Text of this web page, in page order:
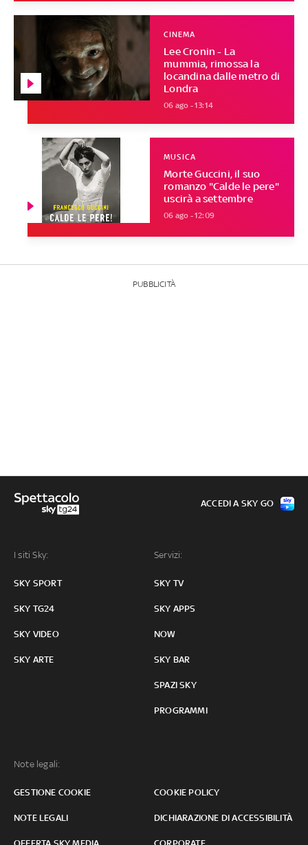
Lee Cronin - La
mummia, rimossa la
locandina dalle metro di
Londra
CINEMA
06 ago - 13:14
Morte Guccini, il suo
romanzo "Calde le pere"
uscirà a settembre
MUSICA
06 ago - 12:09
PUBBLICITÀ
I siti Sky:
SKY SPORT
SKY TG24
SKY VIDEO
SKY ARTE
Servizi:
SKY TV
SKY APPS
NOW
SKY BAR
SPAZI SKY
PROGRAMMI
Note legali:
GESTIONE COOKIE COOKIE POLICY
NOTE LEGALI DICHIARAZIONE DI ACCESSIBILITÀ
ACCEDI A SKY GO